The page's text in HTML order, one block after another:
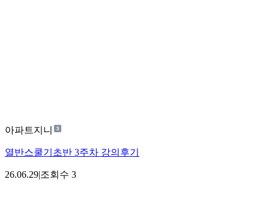
아파트지니
열반스쿨기초반 3주차 강의후기
26.06.29|조회수 3